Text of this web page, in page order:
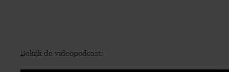
Bekijk de videopodcast: